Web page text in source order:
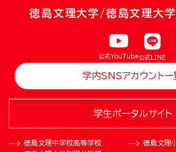
徳島文理大学/徳島文理大
公式YouTube公式LINE
学内SNSアカウント一
徳島文理中学校高等学校
徳島文理
学生ポータルサイト